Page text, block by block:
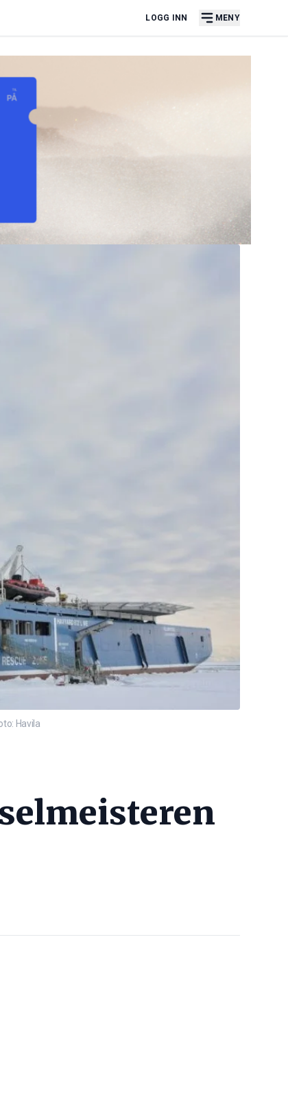
LOGG INN MENY
Havila